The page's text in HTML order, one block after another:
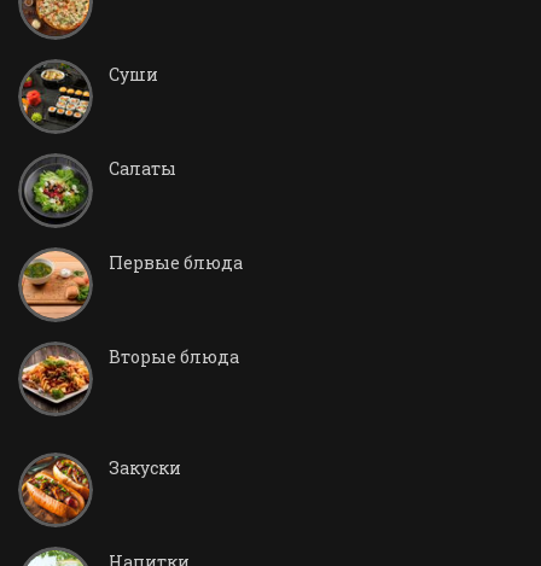
Суши
Салаты
Первые блюда
Вторые блюда
Закуски